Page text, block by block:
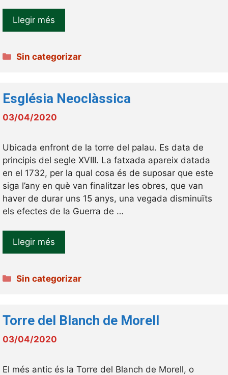
Llegir més
Categories
Sin categorizar
Església Neoclàssica
03/04/2020
Ubicada enfront de la torre del palau. Es data de
principis del segle XVIII. La fatxada apareix datada
en el 1732, per la qual cosa és de suposar que este
siga l’any en què van finalitzar les obres, que van
haver de durar uns 15 anys, una vegada disminuïts
els efectes de la Guerra de …
Llegir més
Categories
Sin categorizar
Torre del Blanch de Morell
03/04/2020
El més antic és la Torre del Blanch de Morell, o